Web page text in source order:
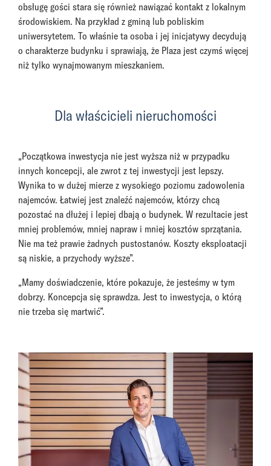
obsługę gości stara się również nawiązać kontakt z lokalnym
środowiskiem. Na przykład z gminą lub pobliskim
uniwersytetem. To właśnie ta osoba i jej inicjatywy decydują
o charakterze budynku i sprawiają, że Plaza jest czymś więcej
niż tylko wynajmowanym mieszkaniem.
Dla właścicieli nieruchomości
„Początkowa inwestycja nie jest wyższa niż w przypadku
innych koncepcji, ale zwrot z tej inwestycji jest lepszy.
Wynika to w dużej mierze z wysokiego poziomu zadowolenia
najemców. Łatwiej jest znaleźć najemców, którzy chcą
pozostać na dłużej i lepiej dbają o budynek. W rezultacie jest
mniej problemów, mniej napraw i mniej kosztów sprzątania.
Nie ma też prawie żadnych pustostanów. Koszty eksploatacji
są niskie, a przychody wyższe”.
„Mamy doświadczenie, które pokazuje, że jesteśmy w tym
dobrzy. Koncepcja się sprawdza. Jest to inwestycja, o którą
nie trzeba się martwić”.